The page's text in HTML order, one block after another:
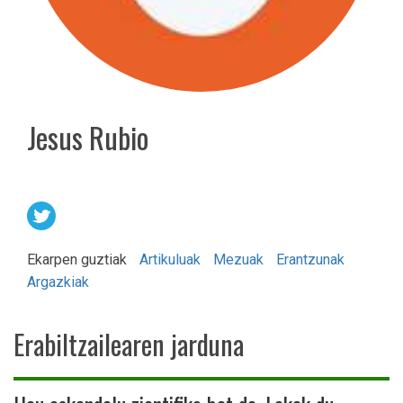
Jesus Rubio
Ekarpen guztiak Artikuluak Mezuak
Erantzunak
Argazkiak
Erabiltzailearen jarduna